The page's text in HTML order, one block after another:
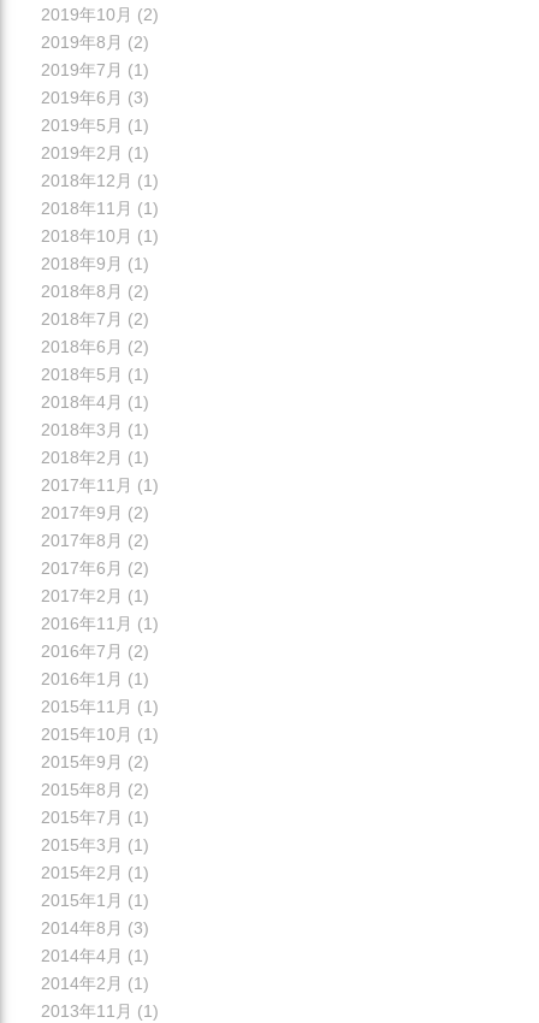
2019年10月 (2)
2019年8月 (2)
2019年7月 (1)
2019年6月 (3)
2019年5月 (1)
2019年2月 (1)
2018年12月 (1)
2018年11月 (1)
2018年10月 (1)
2018年9月 (1)
2018年8月 (2)
2018年7月 (2)
2018年6月 (2)
2018年5月 (1)
2018年4月 (1)
2018年3月 (1)
2018年2月 (1)
2017年11月 (1)
2017年9月 (2)
2017年8月 (2)
2017年6月 (2)
2017年2月 (1)
2016年11月 (1)
2016年7月 (2)
2016年1月 (1)
2015年11月 (1)
2015年10月 (1)
2015年9月 (2)
2015年8月 (2)
2015年7月 (1)
2015年3月 (1)
2015年2月 (1)
2015年1月 (1)
2014年8月 (3)
2014年4月 (1)
2014年2月 (1)
2013年11月 (1)